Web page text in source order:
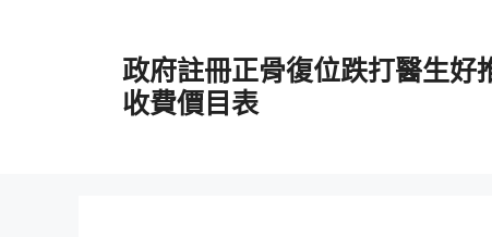
政府註冊正骨復位跌打醫生好
收費價目表